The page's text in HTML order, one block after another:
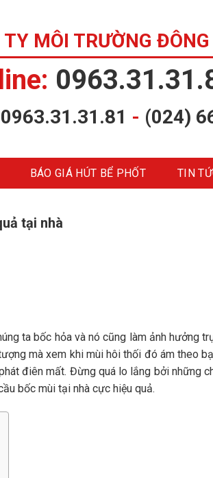
TY MÔI TRƯỜNG
0963.31.31.81 - (024)
BÁO GIÁ HÚT BỂ PHỐT TIN
tại nhà
ta bốc hỏa và nó cũng làm ảnh hưởng
mà xem khi mùi hôi thối đó ám theo
điên mất. Đừng quá lo lắng bởi những
bốc mùi tại nhà cực hiệu quả.